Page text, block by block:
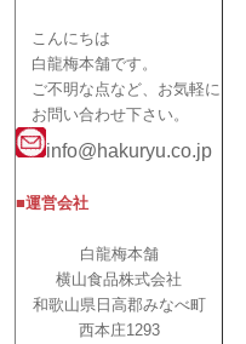
こんにちは
白龍梅本舗です。
ご不明な点など、お気軽に
お問い合わせ下さい。
info@hakuryu.co.jp
■運営会社
白龍梅本舗
横山食品株式会社
和歌山県日高郡みなべ町
西本庄1293